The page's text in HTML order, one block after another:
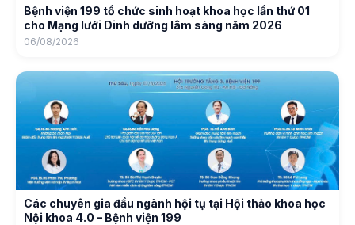
Bệnh viện 199 tổ chức sinh hoạt khoa học lần thứ 01
cho Mạng lưới Dinh dưỡng lâm sàng năm 2026
06/08/2026
Các chuyên gia đầu ngành hội tụ tại Hội thảo khoa học
Nội khoa 4.0 – Bệnh viện 199